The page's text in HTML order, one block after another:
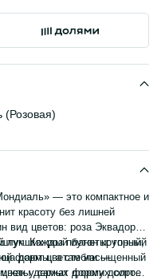
(Розовая)
— это компактное и
красоту без лишней
вид цветов: роза Эквадор
Каждый бутон крупный,
формы, а стебли —
держат форму долгое
лучших роз планеты: горный
дают цветам насыщенный
у самых дорогих сортов,